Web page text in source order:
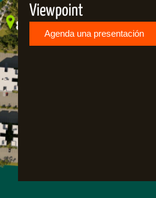
Viewpoint
Agenda una presentación